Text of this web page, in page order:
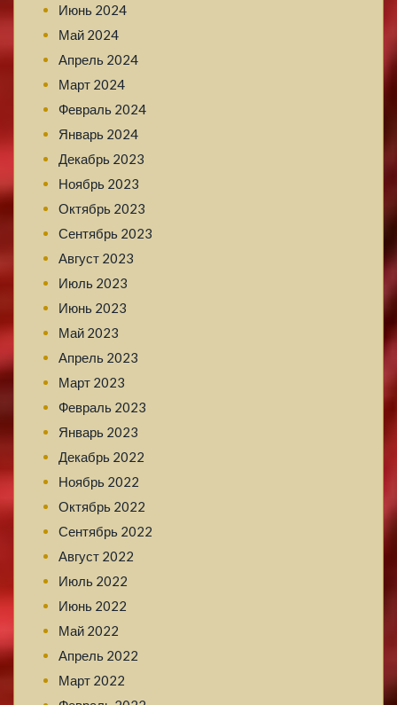
Июнь 2024
Май 2024
Апрель 2024
Март 2024
Февраль 2024
Январь 2024
Декабрь 2023
Ноябрь 2023
Октябрь 2023
Сентябрь 2023
Август 2023
Июль 2023
Июнь 2023
Май 2023
Апрель 2023
Март 2023
Февраль 2023
Январь 2023
Декабрь 2022
Ноябрь 2022
Октябрь 2022
Сентябрь 2022
Август 2022
Июль 2022
Июнь 2022
Май 2022
Апрель 2022
Март 2022